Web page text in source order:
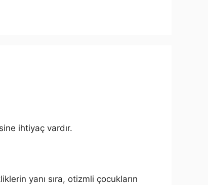
ihtiyaç vardır.
yanı sıra, otizmli çocukların